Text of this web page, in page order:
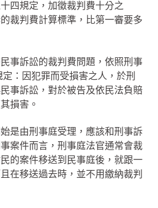
四規定，加徵裁判費十分之
裁判費計算標準，比第一審要多
事訴訟的裁判費問題，依照刑事
：因犯罪而受損害之人，於刑
事訴訟，對於被告及依民法負賠
損害。
是由刑事庭受理，應該和刑事訴
案件而言，刑事庭法官通常會裁
的案件移送到民事庭後，就跟一
在移送過去時，並不用繳納裁判